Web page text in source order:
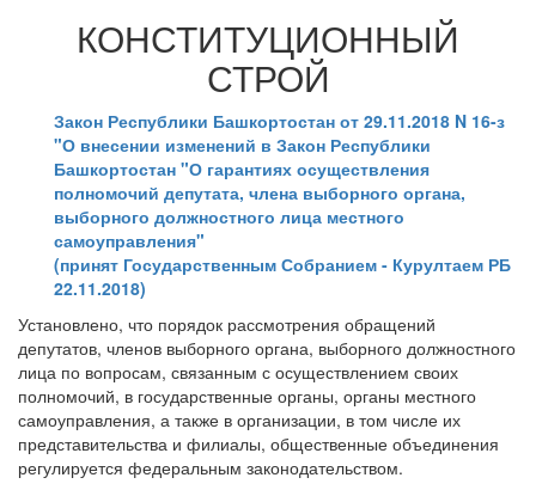
КОНСТИТУЦИОННЫЙ
СТРОЙ
Закон Республики Башкортостан от 29.11.2018 N 16-з
"О внесении изменений в Закон Республики
Башкортостан "О гарантиях осуществления
полномочий депутата, члена выборного органа,
выборного должностного лица местного
самоуправления"
(принят Государственным Собранием - Курултаем РБ
22.11.2018)
Установлено, что порядок рассмотрения обращений
депутатов, членов выборного органа, выборного должностного
лица по вопросам, связанным с осуществлением своих
полномочий, в государственные органы, органы местного
самоуправления, а также в организации, в том числе их
представительства и филиалы, общественные объединения
регулируется федеральным законодательством.